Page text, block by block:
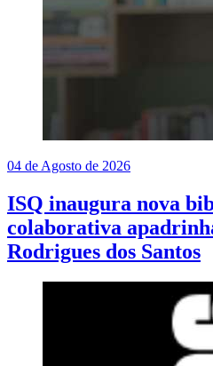
04 de Agosto de 2026
ISQ inaugura nova
colaborativa
Rodrigues dos Santos